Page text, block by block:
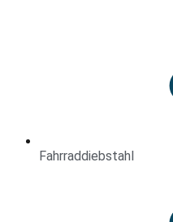
Fahrraddiebstahl